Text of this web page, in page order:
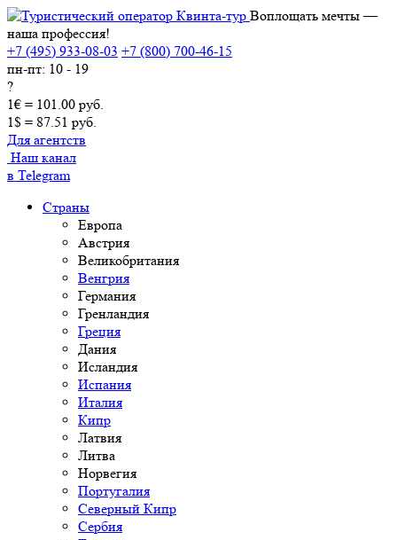
Воплощать мечты —
наша профессия!
+7 (495) 933-08-03 +7 (800) 700-46-15
пн-пт: 10 - 19
?
1€ = 101.00 руб.
1$ = 87.51 руб.
Для агентств
Наш канал
в Telegram
Страны
Европа
Австрия
Великобритания
Венгрия
Германия
Гренландия
Греция
Дания
Исландия
Испания
Италия
Кипр
Латвия
Литва
Норвегия
Португалия
Северный Кипр
Сербия